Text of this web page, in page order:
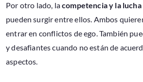
Por otro lado, lacompetencia y la
pueden surgir entre ellos. Ambos
entrar en conflictos de ego. También
y desafiantes cuando no están de
aspectos.